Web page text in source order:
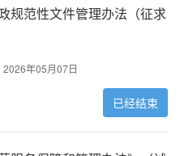
规范性文件管理办法（征求
2026年05月07日
已经结束